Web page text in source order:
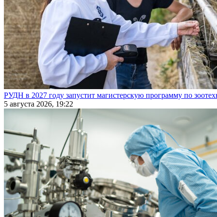
РУДН в 2027 году запустит магистерскую программу по
5 августа 2026, 19:22